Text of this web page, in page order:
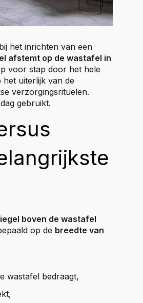
het inrichten van een
afstemt op de wastafel in
voor stap door het hele
het uiterlijk van de
verzorgingsrituelen.
gebruikt.
boven de wastafel
op de breedte van
wastafel bedraagt,